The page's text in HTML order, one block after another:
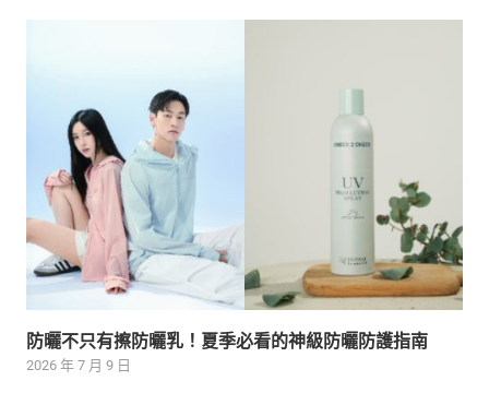
防曬不只有擦防曬乳！夏季必看的神級防曬防護指南
2026 年 7 月 9 日